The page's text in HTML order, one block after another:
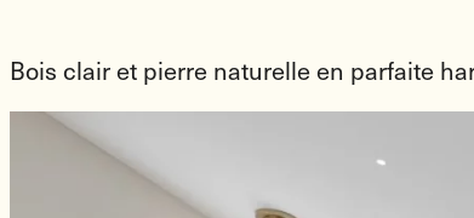
Bois clair et pierre naturelle en parfaite